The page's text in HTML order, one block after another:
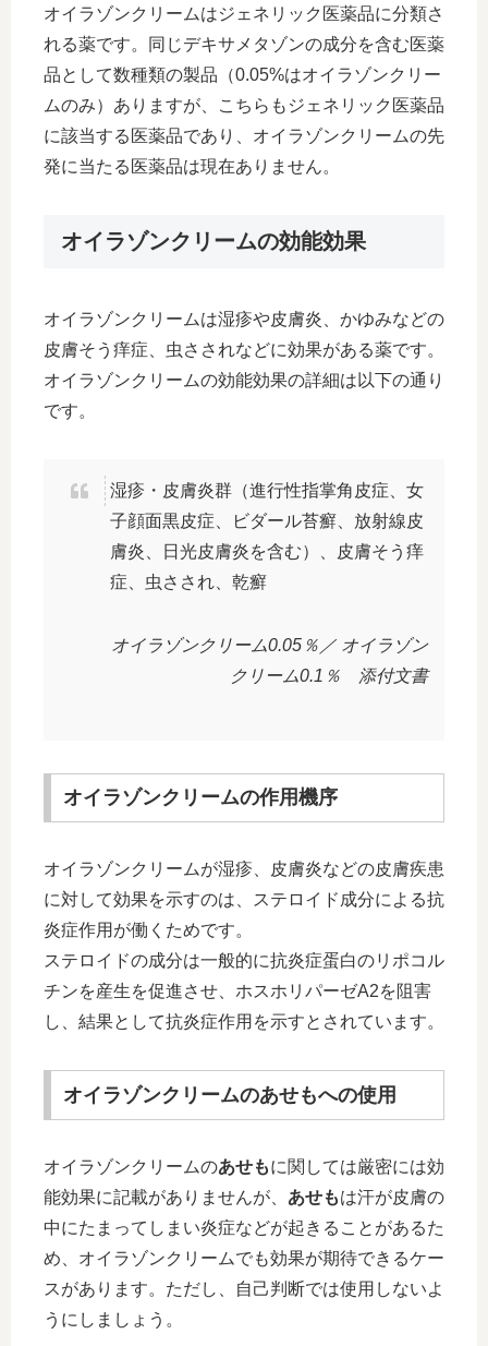
オイラゾンクリームはジェネリック医薬品に分類さ
れる薬です。同じデキサメタゾンの成分を含む医薬
品として数種類の製品（0.05%はオイラゾンクリー
ムのみ）ありますが、こちらもジェネリック医薬品
に該当する医薬品であり、オイラゾンクリームの先
発に当たる医薬品は現在ありません。
オイラゾンクリームの効能効果
オイラゾンクリームは湿疹や皮膚炎、かゆみなどの
皮膚そう痒症、虫さされなどに効果がある薬です。
オイラゾンクリームの効能効果の詳細は以下の通り
です。
湿疹・皮膚炎群（進行性指掌角皮症、女
子顔面黒皮症、ビダール苔癬、放射線皮
膚炎、日光皮膚炎を含む）、皮膚そう痒
症、虫さされ、乾癬
オイラゾンクリーム0.05％／ オイラゾン
クリーム0.1％ 添付文書
オイラゾンクリームの作用機序
オイラゾンクリームが湿疹、皮膚炎などの皮膚疾患
に対して効果を示すのは、ステロイド成分による抗
炎症作用が働くためです。
ステロイドの成分は一般的に抗炎症蛋白のリポコル
チンを産生を促進させ、ホスホリパーゼA2を阻害
し、結果として抗炎症作用を示すとされています。
オイラゾンクリームのあせもへの使用
オイラゾンクリームのあせもに関しては厳密には効
能効果に記載がありませんが、 あせもは汗が皮膚の
中にたまってしまい炎症などが起きることがあるた
め、オイラゾンクリームでも効果が期待できるケー
スがあります。ただし、自己判断では使用しないよ
うにしましょう。